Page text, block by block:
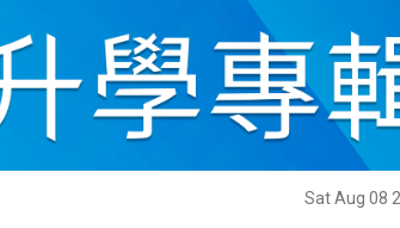
Sat Aug 08
科技 影片 名家